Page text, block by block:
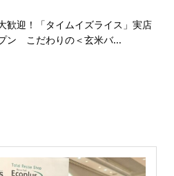
歓迎！「タイムイズライス」実店
ン こだわりの＜玄米バ...